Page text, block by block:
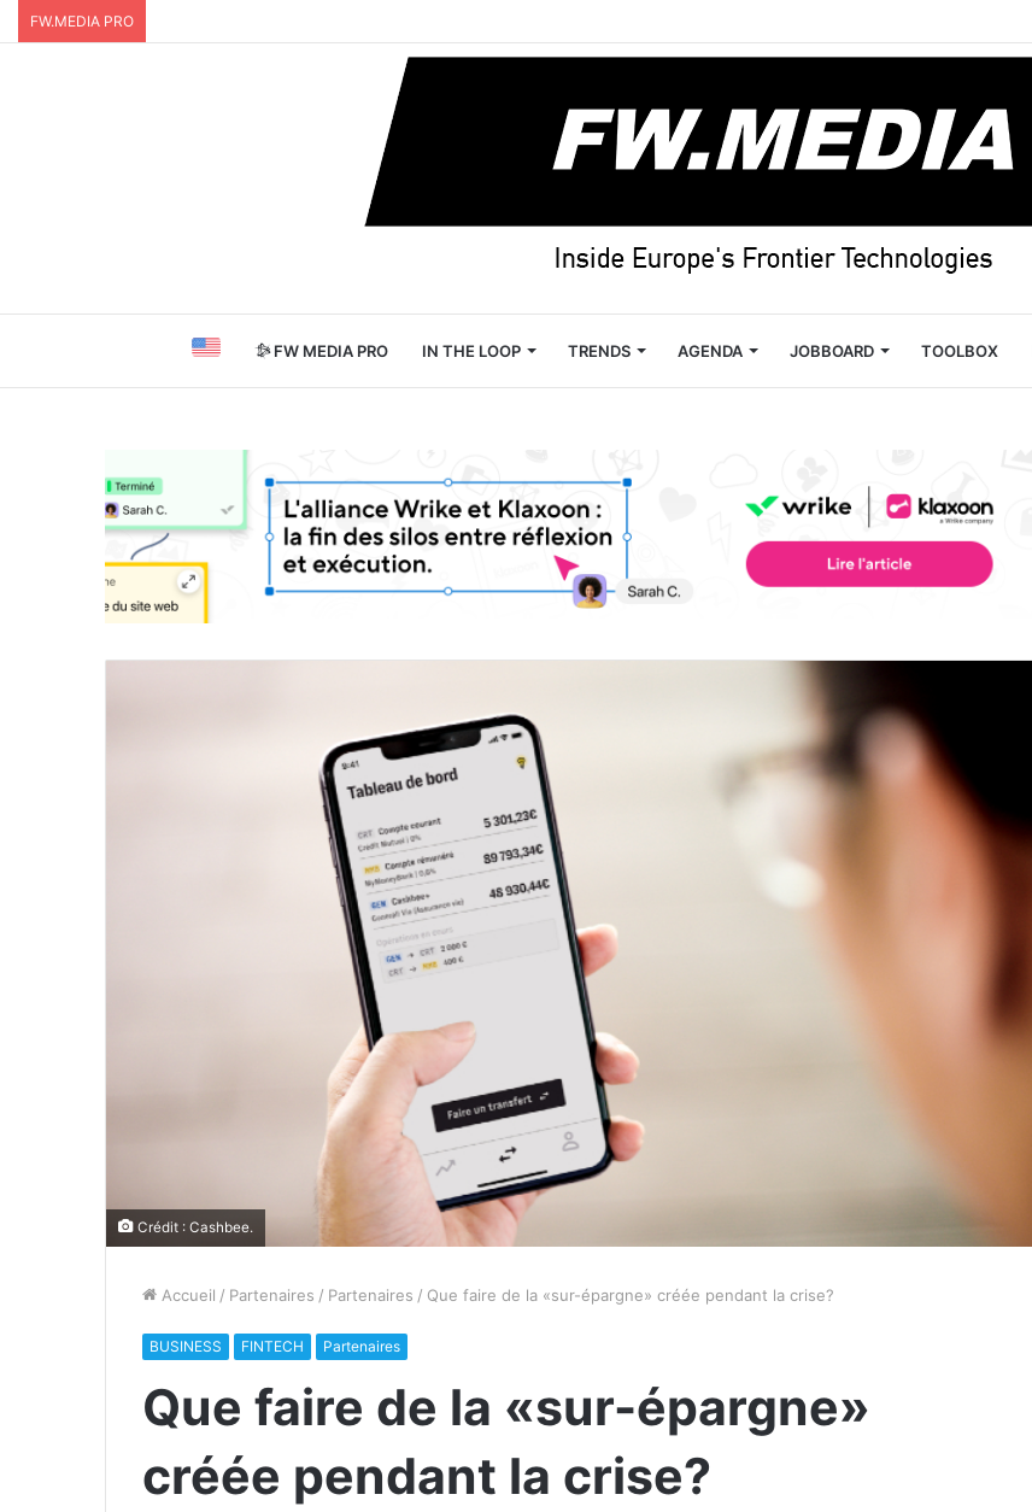
FW.MEDIA PRO
FW MEDIA PRO IN THE LOOP TRENDS AGENDA JOBBOARD TOOLBOX
Crédit : Cashbee.
Accueil / Partenaires / Partenaires / Que faire de la «sur-épargne» créée pendant la crise?
BUSINESS FINTECH Partenaires
Que faire de la «sur-épargne»
créée pendant la crise?